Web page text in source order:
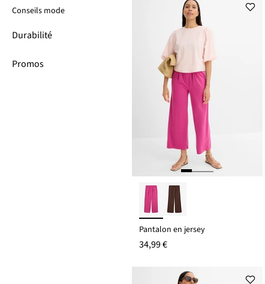
Conseils mode
Durabilité
Promos
Pantalon en jersey
34,99 €